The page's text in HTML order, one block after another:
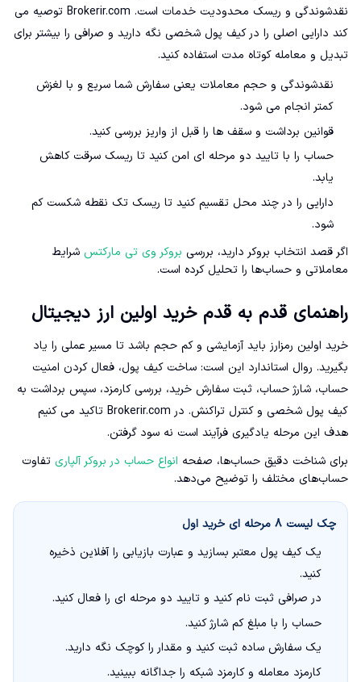
نقدشوندگی و ریسک محدودیت خدمات است. Brokerir.com توصیه می
کند دارایی اصلی را در کیف پول شخصی نگه دارید و صرافی را بیشتر برای
تبدیل و معامله کوتاه مدت استفاده کنید.
نقدشوندگی و حجم معاملات یعنی سفارش شما سریع و با لغزش
کمتر انجام می شود.
قوانین برداشت و سقف ها را قبل از واریز بررسی کنید.
حساب را با تایید دو مرحله ای امن کنید تا ریسک سرقت کاهش
یابد.
دارایی را در چند محل تقسیم کنید تا ریسک تک نقطه شکست کم
شود.
اگر قصد انتخاب بروکر دارید، بررسی بروکر وی تی مارکتس شرایط
معاملاتی و حساب‌ها را تحلیل کرده است.
راهنمای قدم به قدم خرید اولین ارز دیجیتال
خرید اولین رمزارز باید آزمایشی و کم حجم باشد تا مسیر عملی را یاد
بگیرید. روال استاندارد این است: ساخت کیف پول، فعال کردن امنیت
حساب، شارژ حساب، ثبت سفارش خرید، بررسی کارمزد، سپس برداشت به
کیف پول شخصی و کنترل تراکنش. در Brokerir.com تاکید می کنیم
هدف این مرحله یادگیری فرآیند است نه سود گرفتن.
برای شناخت دقیق حساب‌ها، صفحه انواع حساب در بروکر آلپاری تفاوت
حساب‌های مختلف را توضیح می‌دهد.
چک لیست ۸ مرحله ای خرید اول
یک کیف پول معتبر بسازید و عبارت بازیابی را آفلاین ذخیره
کنید.
در صرافی ثبت نام کنید و تایید دو مرحله ای را فعال کنید.
حساب را با مبلغ کم شارژ کنید.
یک سفارش ساده ثبت کنید و مقدار را کوچک نگه دارید.
کارمزد معامله و کارمزد شبکه را جداگانه ببینید.